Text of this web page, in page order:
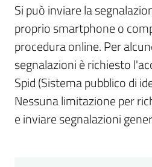
Si può inviare la
proprio smartphone o
procedura online. Per
segnalazioni è richiesto
Spid (Sistema pubblico di
Nessuna limitazione per
e inviare segnalazioni